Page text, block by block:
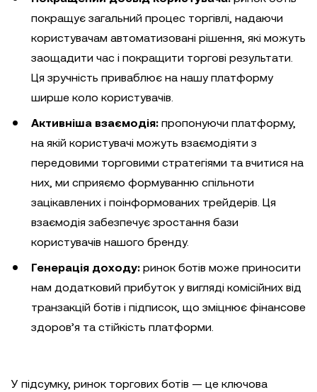
покращує загальний процес торгівлі, надаючи
користувачам автоматизовані рішення, які можуть
заощадити час і покращити торгові результати.
Ця зручність приваблює на нашу платформу
ширше коло користувачів.
Активніша взаємодія: пропонуючи платформу,
на якій користувачі можуть взаємодіяти з
передовими торговими стратегіями та вчитися на
них, ми сприяємо формуванню спільноти
зацікавлених і поінформованих трейдерів. Ця
взаємодія забезпечує зростання бази
користувачів нашого бренду.
Генерація доходу: ринок ботів може приносити
нам додатковий прибуток у вигляді комісійних від
транзакцій ботів і підписок, що зміцнює фінансове
здоров’я та стійкість платформи.
У підсумку, ринок торгових ботів — це ключова